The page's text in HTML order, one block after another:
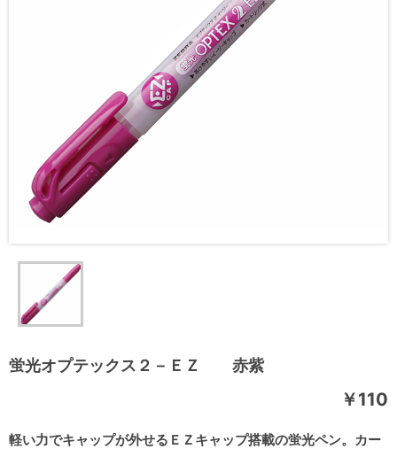
蛍光オプテックス２－ＥＺ 赤紫
軽い力でキャップが外せるＥＺキャップ搭載の蛍光ペン。カー
￥110